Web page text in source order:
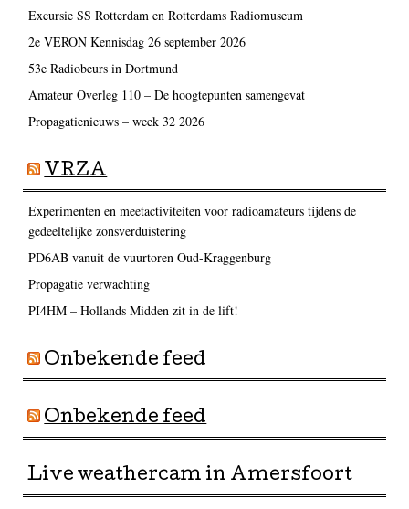
Excursie SS Rotterdam en Rotterdams Radiomuseum
2e VERON Kennisdag 26 september 2026
53e Radiobeurs in Dortmund
Amateur Overleg 110 – De hoogtepunten samengevat
Propagatienieuws – week 32 2026
VRZA
Experimenten en meetactiviteiten voor radioamateurs tijdens de
gedeeltelijke zonsverduistering
PD6AB vanuit de vuurtoren Oud-Kraggenburg
Propagatie verwachting
PI4HM – Hollands Midden zit in de lift!
Onbekende feed
Onbekende feed
Live weathercam in Amersfoort